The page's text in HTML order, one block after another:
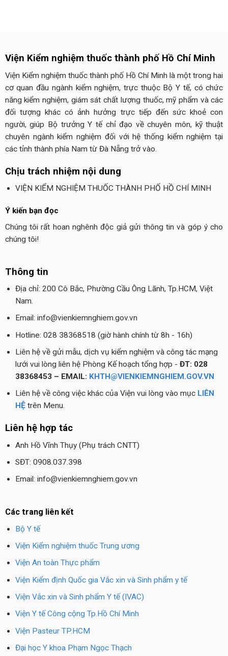
Viện Kiểm nghiệm thuốc thành phố Hồ Chí Minh
Viện Kiểm nghiệm thuốc thành phố Hồ Chí Minh là một trong hai
cơ quan đầu ngành kiểm nghiệm, trực thuộc Bộ Y tế, có chức
năng kiểm nghiệm, giám sát chất lượng thuốc, mỹ phẩm và các
đối tượng khác có ảnh hưởng trực tiếp đến sức khoẻ con
người, giúp Bộ trưởng Y tế chỉ đạo về chuyên môn, kỹ thuật
chuyên ngành kiểm nghiệm đối với hệ thống kiểm nghiệm tại
các tỉnh thành phía Nam từ Đà Nẵng trở vào.
Chịu trách nhiệm nội dung
VIỆN KIỂM NGHIỆM THUỐC THÀNH PHỐ HỒ CHÍ MINH
Ý kiến bạn đọc
Chúng tôi rất hoan nghênh độc giả gửi thông tin và góp ý cho
chúng tôi!
Thông tin
Địa chỉ: 200 Cô Bắc, Phường Cầu Ông Lãnh, Tp.HCM, Việt
Nam.
Email: info@vienkiemnghiem.gov.vn
Hotline: 028 38368518 (giờ hành chính từ 8h - 16h)
Liên hệ về gửi mẫu, dịch vụ kiểm nghiệm và công tác mạng
lưới vui lòng liên hệ Phòng Kế hoạch tổng hợp - ĐT: 028
38368453 – EMAIL: KHTH@VIENKIEMNGHIEM.GOV.VN
Liên hệ về công việc khác của Viện vui lòng vào mục LIÊN
HỆtrên Menu.
Liên hệ hợp tác
Anh Hồ Vĩnh Thụy (Phụ trách CNTT)
SĐT: 0908.037.398
Email: info@vienkiemnghiem.gov.vn
Các trang liên kết
Bộ Y tế
Viện Kiểm nghiệm thuốc Trung ương
Viện An toàn Thực phẩm
Viện Kiểm định Quốc gia Vắc xin và Sinh phẩm y tế
Viện Vắc xin và Sinh phẩm Y tế (IVAC)
Viện Y tế Công cộng Tp.Hồ Chí Minh
Viện Pasteur TP.HCM
Đại học Y khoa Phạm Ngọc Thạch